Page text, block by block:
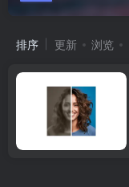
排序 更新 浏览